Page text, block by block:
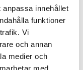
innehållet
funktioner
Vi
och annan
medier och
med.
samt har
av laborativt
som skrift är ett
kunder är
är önskvärt.